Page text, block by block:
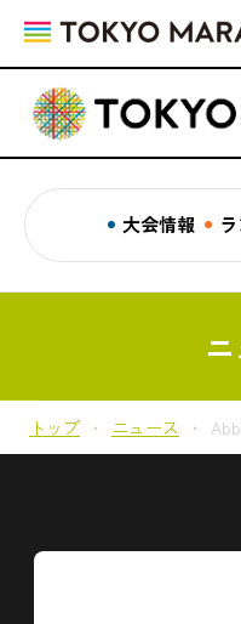
大会情報
トップ ニュース